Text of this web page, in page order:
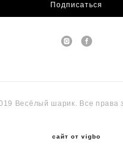
Подписаться
Весёлый шарик. Все права
сайт от vigbo